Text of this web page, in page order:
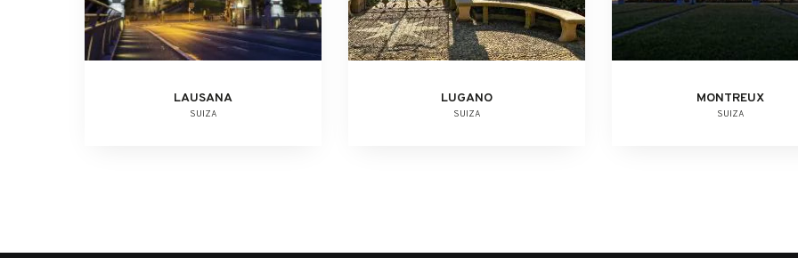
LAUSANA
SUIZA
LUGANO
SUIZA
MONTREUX
SUIZA